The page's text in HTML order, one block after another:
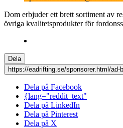
Dom erbjuder ett brett sortiment av
övriga kvalitetsprodukter för
Dela
https://eadrifting.se/sponsorer.html/ad-
Dela på Facebook
{lang="reddit_text"
Dela på LinkedIn
Dela på Pinterest
Dela på X